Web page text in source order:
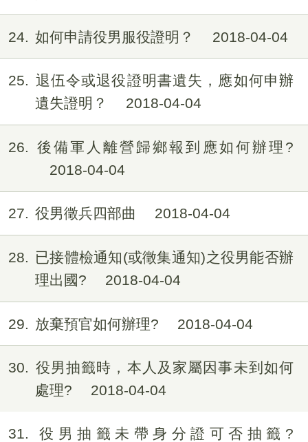
24 如何申請役男服役證明？ 2018-04-04
25
退伍令或退役證明書遺失，應如何申辦
遺失證明？
2018-04-04
26
後備軍人離營歸鄉報到應如何辦理?
2018-04-04
27 役男徵兵四部曲 2018-04-04
28
已接體檢通知(或徵集通知)之役男能否辦
理出國?
2018-04-04
29 放棄預官如何辦理? 2018-04-04
30
役男抽籤時，本人及家屬因事未到如何
處理?
2018-04-04
31
役男抽籤未帶身分證可否抽籤?